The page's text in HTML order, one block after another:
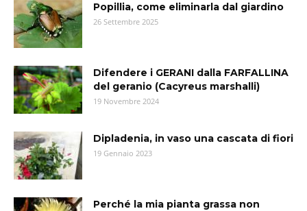
Popillia, come eliminarla dal giardino
26 Settembre 2025
Difendere i GERANI dalla FARFALLINA
del geranio (Cacyreus marshalli)
19 Novembre 2024
Dipladenia, in vaso una cascata di fiori
19 Gennaio 2023
Perché la mia pianta grassa non